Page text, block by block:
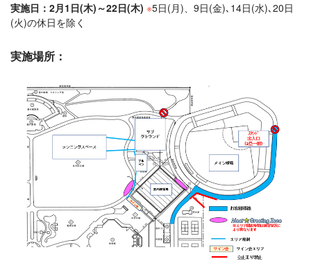
実施日：2月1日(木)～22日(木) ※5日(月)、9日(金)､14日(水)､20日
(火)の休日を除く
実施場所：